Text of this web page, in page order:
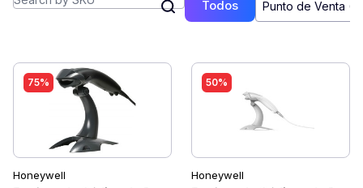
Todos Punto de Venta
75%
Honeywell
50%
Honeywell